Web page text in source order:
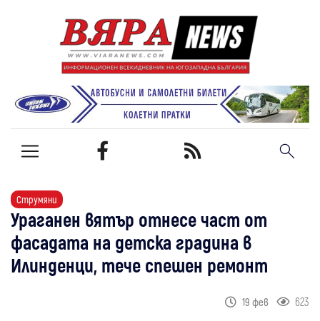
Струмяни
Ураганен вятър отнесе част от
фасадата на детска градина в
Илинденци, тече спешен ремонт
19 фев 623